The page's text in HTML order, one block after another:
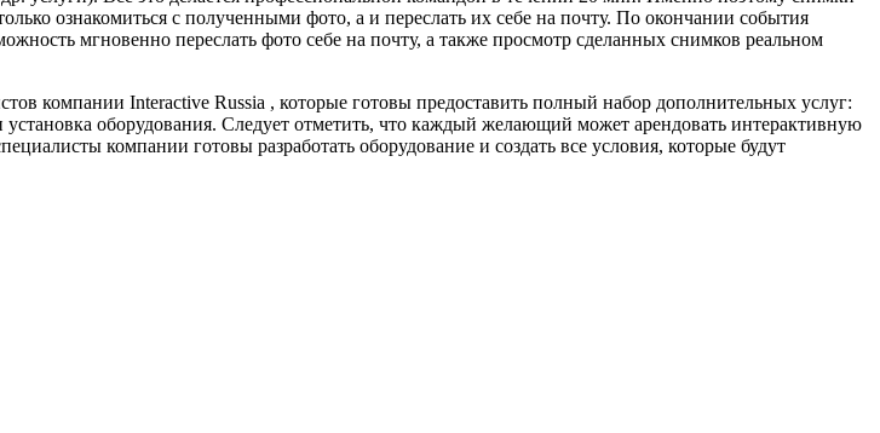
ознакомиться с полученными фото, а и переслать их себе на почту. По окончании события
мгновенно переслать фото себе на почту, а также просмотр сделанных снимков реальном
компании Interactive Russia , которые готовы предоставить полный набор дополнительных услуг:
оборудования. Следует отметить, что каждый желающий может арендовать интерактивную
компании готовы разработать оборудование и создать все условия, которые будут